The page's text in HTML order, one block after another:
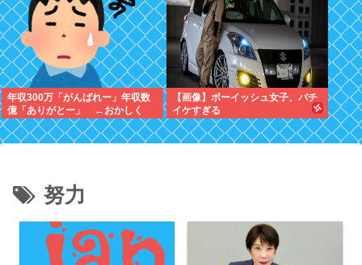
年収300万「がんばれー」年収数
億「ありがとー」 ←おかしく
ね？
【画像】ボーイッシュ女子、バチ
イケすぎる
努力